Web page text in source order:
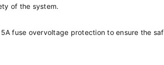
of the system.
fuse overvoltage protection to ensure the